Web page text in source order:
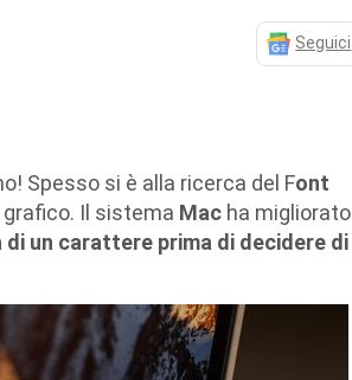
Seguici
Spesso si è alla ricerca del Font
Il sistema Mac ha migliorato
un carattere prima di decidere di